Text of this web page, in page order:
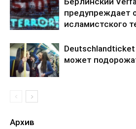
предупреждает
исламистского
Deutschlandticket
может
Архив